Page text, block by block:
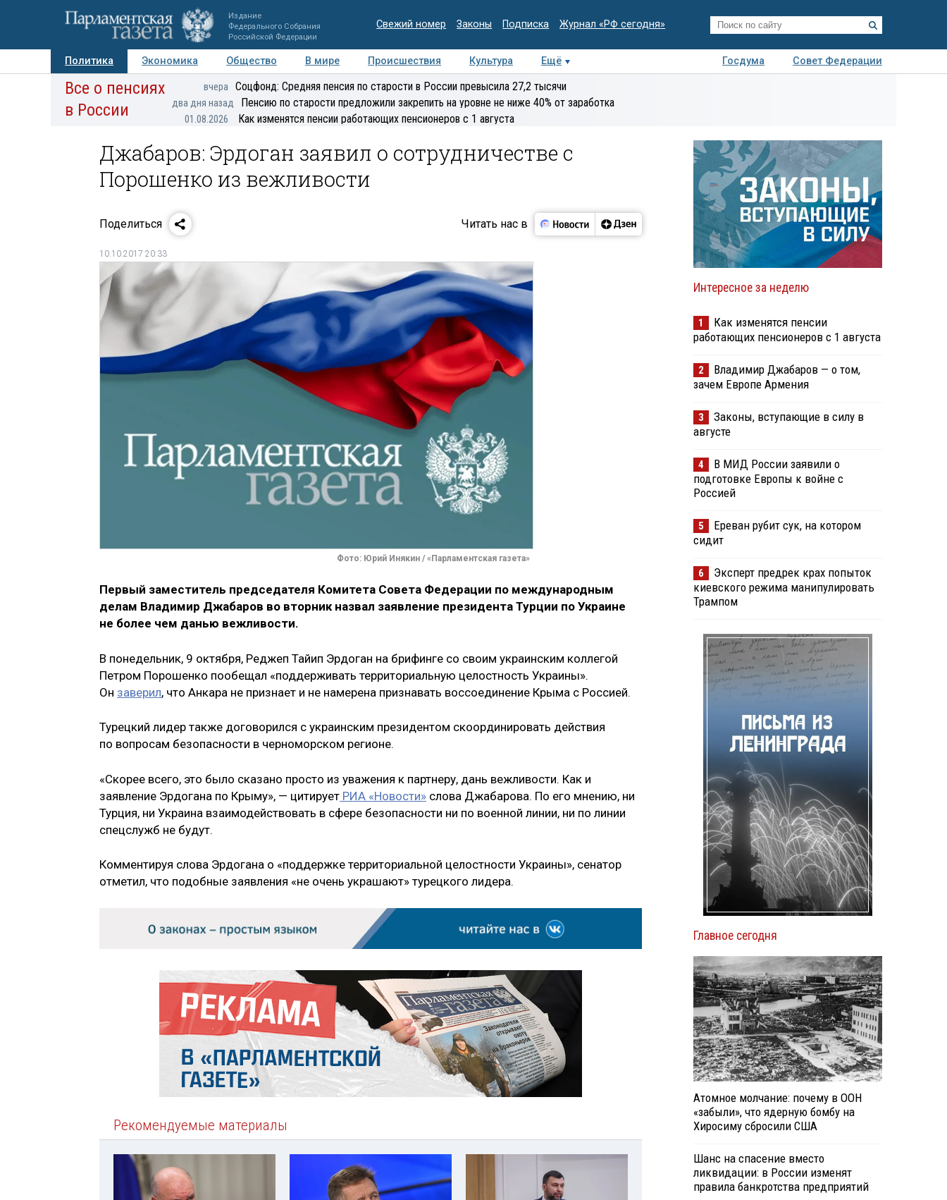
Издание
Федерального Собрания
Российской Федерации
Свежий номер Законы Подписка Журнал «РФ сегодня»
Политика Экономика Общество В мире Происшествия Культура Ещё Госдума
Совет Федерации
Авторы Персоны Мнения Регионы Медиацентр Интервью Колумнисты
экспертиза
Все о пенсиях
в России
вчера Соцфонд: Средняя пенсия по старости в России превысила 27,2 тысячи
два дня назад Пенсию по старости предложили закрепить на уровне не ниже 40% от заработка
01.08.2026 Как изменятся пенсии работающих пенсионеров с 1 августа
Джабаров: Эрдоган заявил о сотрудничестве с
Порошенко из вежливости
Поделиться Читать нас в
10.10.2017 20:33
Фото: Юрий Инякин / «Парламентская газета»
Первый заместитель председателя Комитета Совета Федерации по международным
делам Владимир Джабаров во вторник назвал заявление президента Турции по Украине
не более чем данью вежливости.
В понедельник, 9 октября, Реджеп Тайип Эрдоган на брифинге со своим украинским коллегой
Петром Порошенко пообещал «поддерживать территориальную целостность Украины».
Он заверил, что Анкара не признает и не намерена признавать воссоединение Крыма с Россией.
Турецкий лидер также договорился с украинским президентом скоординировать действия
по вопросам безопасности в черноморском регионе.
«Скорее всего, это было сказано просто из уважения к партнеру, дань вежливости. Как и
заявление Эрдогана по Крыму», — цитирует РИА «Новости» слова Джабарова. По его мнению, ни
Турция, ни Украина взаимодействовать в сфере безопасности ни по военной линии, ни по линии
спецслужб не будут.
Комментируя слова Эрдогана о «поддержке территориальной целостности Украины», сенатор
отметил, что подобные заявления «не очень украшают» турецкого лидера.
Рекомендуемые материалы
Интересное за неделю
1
Как изменятся пенсии
работающих пенсионеров с 1 августа
2
Владимир Джабаров — о том,
зачем Европе Армения
3
Законы, вступающие в силу в
августе
4
В МИД России заявили о
подготовке Европы к войне с
Россией
5
Ереван рубит сук, на котором
сидит
6
Эксперт предрек крах попыток
киевского режима манипулировать
Трампом
Главное сегодня
Атомное молчание: почему в ООН
«забыли», что ядерную бомбу на
Хиросиму сбросили США
Шанс на спасение вместо
ликвидации: в России изменят
правила банкротства предприятий